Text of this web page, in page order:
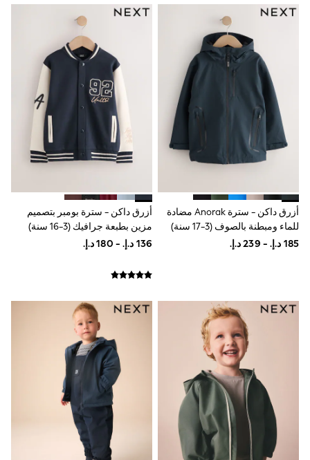
Sun Hats & Caps
Sunglasses
Baby Holiday Shop
Baby Summer Nightwear
Occasionwear
Dresses
Sets & Outfits
Rompers
Sandals
Swimwear
Sun Hats & Caps
Mens' Holiday Shop
Occasionwear
Linen Collection
Polo Shirts
Tops & T-Shirts
Trousers & Chinos
Jeans
Vests
Sunglasses
Beach Towels
Bags
Travel Bags
Luggage
Angel & Rocket
B by Ted Baker
Baker by Ted Baker
Boden
Lipsy
Love & Roses
أزرق داكن - سترة Anorak مضادة
للماء ومبطنة بالصوف (3-17 سنة)
أزرق داكن - سترة بومبر بتصميم
مزين بطبعة جرافيك (3-16 سنة)